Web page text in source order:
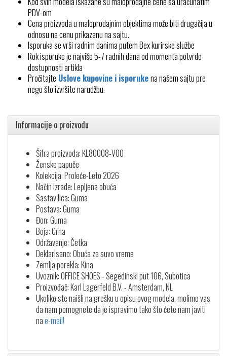
PDV-om
Cena proizvoda u maloprodajnim objektima može biti drugačija u
odnosu na cenu prikazanu na sajtu.
Isporuka se vrši radnim danima putem Bex kurirske službe
Rok isporuke je najviše 5-7 radnih dana od momenta potvrde
dostupnosti artikla
Pročitajte Uslove kupovine i isporukena našem sajtu pre
nego što izvršite narudžbu.
Informacije o proizvodu
Šifra proizvoda: KL80008-V00
Ženske papuče
Kolekcija: Proleće-Leto 2026
Način izrade: Lepljena obuća
Sastav lica: Guma
Postava: Guma
Đon: Guma
Boja: Crna
Održavanje: Četka
Deklarisano: Obuća za suvo vreme
Zemlja porekla: Kina
Uvoznik: OFFICE SHOES - Segedinski put 106, Subotica
Proizvođač: Karl Lagerfeld B.V. - Amsterdam, NL
Ukoliko ste naišli na grešku u opisu ovog modela, molimo vas
da nam pomognete da je ispravimo tako što ćete nam javiti
nae-mail!